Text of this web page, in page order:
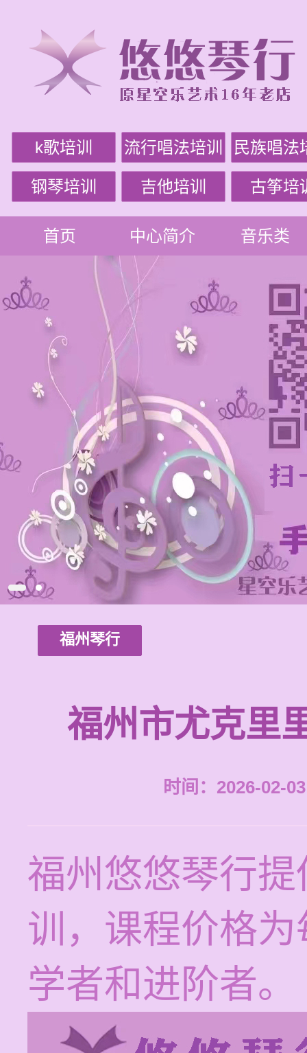
k歌培训 流行唱法培训 民族唱法
钢琴培训 吉他培训 古筝培
首页 中心简介 音乐类
福州琴行
福州市尤克里
时间：2026-02-
福州悠悠琴行
训，课程价格
学者和进阶者。